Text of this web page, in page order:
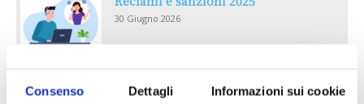
Consenso Dettagli Informazioni sui cookie
30 Giugno 2026
RECENSIONI E CRISI DIGITALI